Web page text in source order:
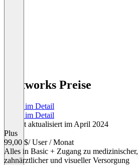
Justworks Preise
Preise im Detail
Preise im Detail
Zuletzt aktualisiert im April 2024
Plus
99,00 $/ User / Monat
Alles in Basic + Zugang zu medizinischer,
zahnärztlicher und visueller Versorgung